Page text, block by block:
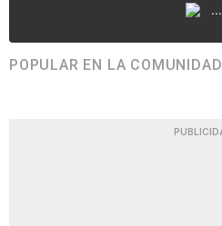
...
POPULAR EN LA COMUNIDAD